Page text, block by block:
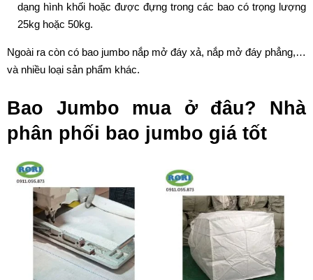
dạng hình khối hoặc được đựng trong các bao có trọng lượng
25kg hoặc 50kg.
Ngoài ra còn có bao jumbo nắp mở đáy xả, nắp mở đáy phẳng,…
và nhiều loại sản phẩm khác.
Bao Jumbo mua ở đâu? Nhà
phân phối bao jumbo giá tốt